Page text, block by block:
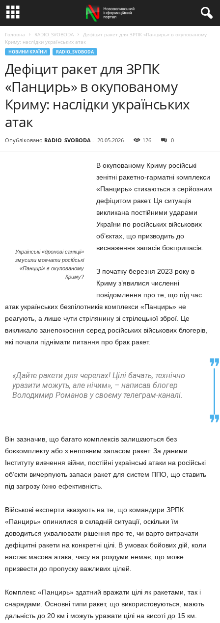
Головна RADIO_SVOBODA
Дефіцит ракет для ЗРПК «Панцирь» в окупованому
Криму: наслідки українських атак
НОВИНИ КРАЇНИ RADIO_SVOBODA
Дефіцит ракет для ЗРПК
«Панцирь» в окупованому
Криму: наслідки українських
атак
Опубліковано RADIO_SVOBODA - 20.05.2026 126 0
Українські «дронові санкції»
змусили мовчати російські
«Панцирі» в окупованому
Криму?
В окупованому Криму російські
зенітні ракетно-гарматні комплекси
«Панцирь» стикаються з серйозним
дефіцитом ракет. Ця ситуація
викликана постійними ударами
України по російських військових
об’єктах, що призводить до
виснаження запасів боєприпасів.
З початку березня 2023 року в
Криму з’явилися численні
повідомлення про те, що під час
атак українських безпілотників комплекси «Панцирь» не
реагують, а лише чути стрілянину зі стрілецької зброї. Це
викликало занепокоєння серед російських військових блогерів,
які почали піднімати питання про брак ракет.
«Дайте ракети для черепах! Цілі бачать, технічно
уразити можуть, але нічим», – написав блогер
Володимир Романов у своєму телеграм-каналі.
Він зазначив, що багато комплексів залишаються без
боєкомплекту або з неповним запасом ракет. За даними
Інституту вивчення війни, постійні українські атаки на російські
об’єкти вичерпують запаси ракет для систем ППО, що ставить
під загрозу їхню ефективність.
Військові експерти вказують на те, що командири ЗРПК
«Панцирь» опинилися в складній ситуації, оскільки їм
доводиться ухвалювати рішення про те, чи варто витрачати
дефіцитні ракети на конкретні цілі. В умовах бойових дій, коли
настає масова атака, часу на роздуми немає, що може
призвести до пропуску важливих цілей.
Комплекс «Панцирь» здатний вражати цілі як ракетами, так і
снарядами. Основні типи ракет, що використовуються, мають
дальність до 20 км і можуть уражати цілі на висоті до 15 км.